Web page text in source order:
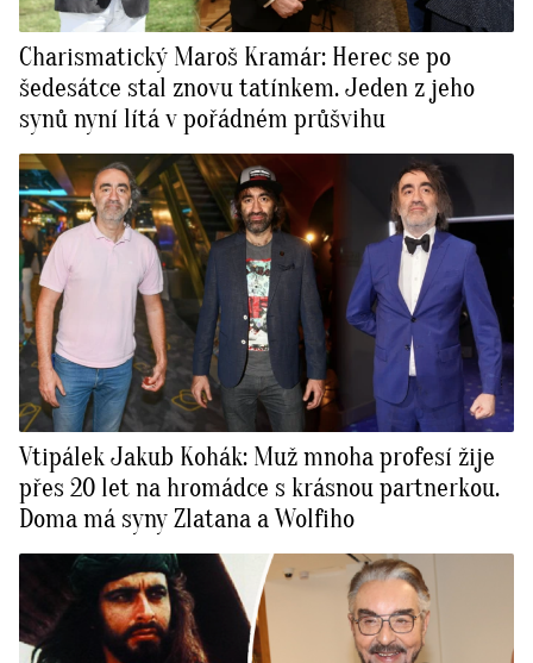
Charismatický Maroš Kramár: Herec se po
šedesátce stal znovu tatínkem. Jeden z jeho
synů nyní lítá v pořádném průšvihu
Vtipálek Jakub Kohák: Muž mnoha profesí žije
přes 20 let na hromádce s krásnou partnerkou.
Doma má syny Zlatana a Wolfiho